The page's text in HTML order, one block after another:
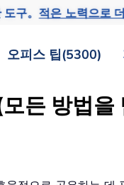
도구。적은 노력으로
오피스 팁(5300)
든 방법을